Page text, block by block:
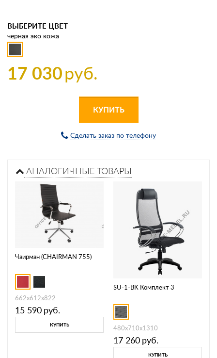
ВЫБЕРИТЕ ЦВЕТ
черная эко кожа
17 030руб.
КУПИТЬ
Сделать заказ по телефону
АНАЛОГИЧНЫЕ ТОВАРЫ
Чаирман (CHAIRMAN 755)
662х612х822
15 590 руб.
КУПИТЬ
SU-1-BK Комплект 3
480x710x1310
17 260 руб.
КУПИТЬ